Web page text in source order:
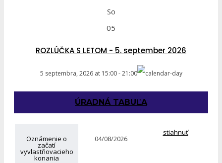
So
05
ROZLÚČKA S LETOM - 5. september 2026
5 septembra, 2026 at 15:00-21:00
ÚRADNÁ TABUĽA
Oznámenie o
začatí
vyvlastňovacieho
konania
04/08/2026
stiahnuť